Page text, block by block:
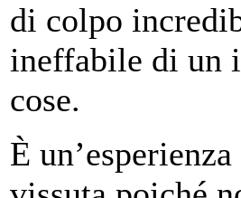
di colpo
ineffabile di un
cose.
È